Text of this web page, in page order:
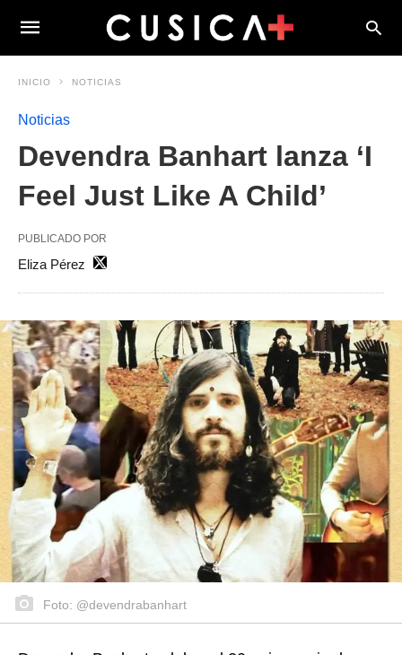
INICIO NOTICIAS
Noticias
Devendra Banhart lanza ‘I
Feel Just Like A Child’
PUBLICADO POR
Eliza Pérez
Foto: @devendrabanhart